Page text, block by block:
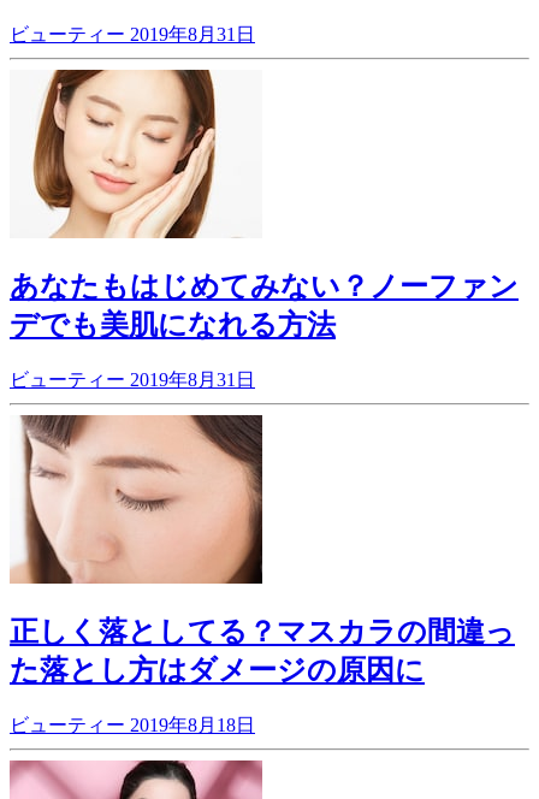
ビューティー 2019年8月31日
あなたもはじめてみない？ノーファン
デでも美肌になれる方法
ビューティー 2019年8月31日
正しく落としてる？マスカラの間違っ
た落とし方はダメージの原因に
ビューティー 2019年8月18日